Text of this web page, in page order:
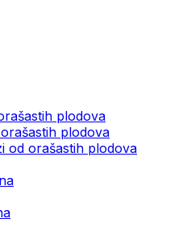
plodova
plodova
od orašastih plodova